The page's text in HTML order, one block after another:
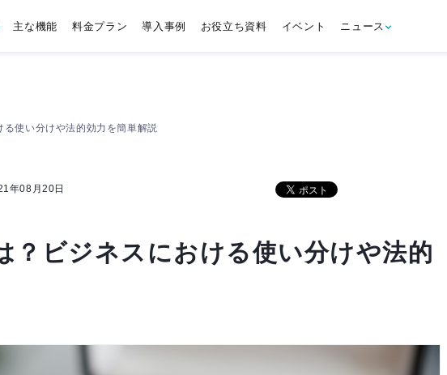
主な機能 料金プラン 導入事例 お役立ち資料 イベント ニュース
使い分けや法的効力を簡単解説
年08月20日
？ビジネスにおける使い分けや法的